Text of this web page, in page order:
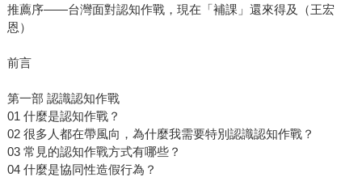
推薦序——台灣面對認知作戰，現在「補課」還來得及（王宏
恩）
前言
第一部 認識認知作戰
01 什麼是認知作戰？
02 很多人都在帶風向，為什麼我需要特別認識認知作戰？
03 常見的認知作戰方式有哪些？
04 什麼是協同性造假行為？